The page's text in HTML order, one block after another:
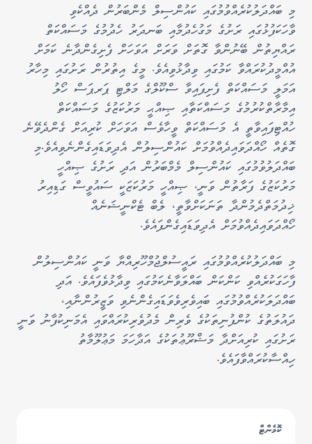
މި ބައްދަލުކުރެއްވުމުގައި ކައުންސިލް މެންބަރުން ދެއްކެވި
ވާހަކަފުޅުގައި ރަށުގެ މަގުހެދުމާއި ބަނދަރު ހެދުމުގެ މަސައްކަތް
ރައްޔިތުން ބޭނުންވާ ގޮތަށް ވަރަށް އަވަހަށް ފެށިގެންދާނެ ކަމަށް
އުއްމީދުކުރައްވާ ކަމުގައި ވިދާޅުވިއެވެ. މީގެ އިތުރުން ރަށުގައި މިހާރު
އަމަލީ މަސައްކަތް ފެށިފައިވާ ސްކޫލްގެ މަލްޓި ޕަރޕަސް ހޯލު
އިމާރާތްކުރުމުގެ މަސައްކަތާއި ޞިއްޙީ މަރުކަޒުގެ މަސައްކަތް
ހުއްޓިފައިވާތީ އެ މަސައްކަތް ވީހާވެސް އަވަހަށް ކުރިއަށް ގެންދެވޭނެ
ގޮތެއް ހޯއްދަވައިދެއްވުމަށް ކައުންސިލުން އެދިވަޑައިގެންނެވިއެވެ.މި
ބައްދަލުވުމުގައި ކައުންސިލް މެމްބަރުން އަދި ރަށުގެ ޞިއްހީ
މަރުކަޒުގެ ފަރާތުން ވަނީ، ޞިއްހީ މަރުކަޒަކީ ސައުވީސް ގަޑިއިރު
ޚިދުމަތްދެމުންދާ ތަނަކަށްވާތީ، ލެބް ޓެކްނީޝަނެއް
ހޯއްދަވައިދެއްވުމަށް އެދިވަޑައިގެންފައެވެ.
މި ބައްދަލުކުރެއްވުމުގައި ރައީސުލްޖުމްހޫރިއްޔާ ވަނީ ކައުންސިލުން
ފާހަގަކުރެއްވި ކަންކަން ބައްލަވާނެކަމުގައި ވިދާޅުވެފައެވެ. އަދި
ބައްދަލަކުރެއްވުމުގައި ބައިވެރިވެވަޑައިގެންނެވި ވަޒީރުންނާއި،
ދައުލަތުގެ ކުންފުނިތަކުގެ ވެރިން މެދުވެރިކުރައްވައި އެމަނިކުފާނު ވަނީ
ރަށުގައި ކުރިއަށްދާ މަޝްރޫޢުތަކުގެ އަދާހަމަ މަޢުލޫމާތު
ހިއްސާކުރައްވާފައެވެ.
ކޮމެންޓް